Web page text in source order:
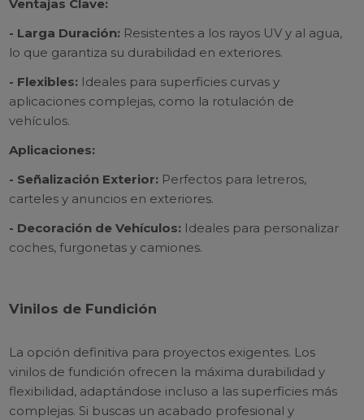
Ventajas Clave:
- Larga Duración: Resistentes a los rayos UV y al agua,
lo que garantiza su durabilidad en exteriores.
- Flexibles: Ideales para superficies curvas y
aplicaciones complejas, como la rotulación de
vehículos.
Aplicaciones:
- Señalización Exterior: Perfectos para letreros,
carteles y anuncios en exteriores.
- Decoración de Vehículos: Ideales para personalizar
coches, furgonetas y camiones.
Vinilos de Fundición
La opción definitiva para proyectos exigentes. Los
vinilos de fundición ofrecen la máxima durabilidad y
flexibilidad, adaptándose incluso a las superficies más
complejas. Si buscas un acabado profesional y